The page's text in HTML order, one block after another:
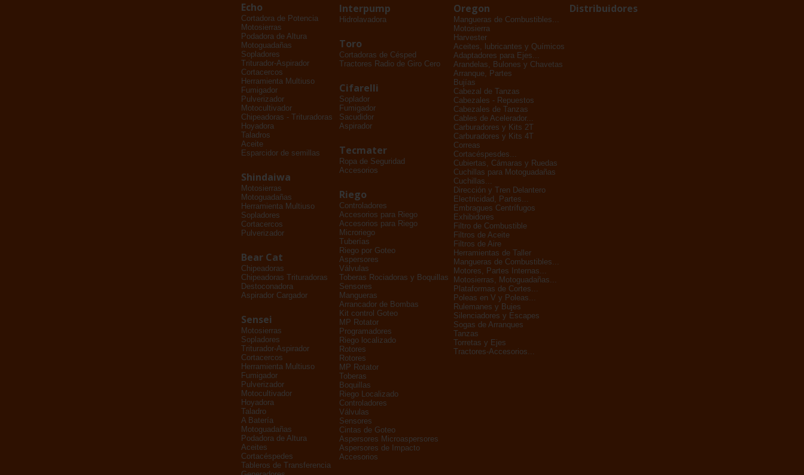
Echo
Cortadora de Potencia
Motosierras
Podadora de Altura
Motoguadañas
Sopladores
Triturador-Aspirador
Cortacercos
Herramienta Multiuso
Fumigador
Pulverizador
Motocultivador
Chipeadoras - Trituradoras
Hoyadora
Taladros
Aceite
Esparcidor de semillas
Shindaiwa
Motosierras
Motoguadañas
Herramienta Multiuso
Sopladores
Cortacercos
Pulverizador
Bear Cat
Chipeadoras
Chipeadoras Trituradoras
Destoconadora
Aspirador Cargador
Sensei
Motosierras
Sopladores
Triturador-Aspirador
Cortacercos
Herramienta Multiuso
Fumigador
Pulverizador
Motocultivador
Hoyadora
Taladro
A Batería
Motoguadañas
Podadora de Altura
Aceites
Cortacéspedes
Tableros de Transferencia
Interpump
Hidrolavadora
Toro
Cortadoras de Césped
Tractores Radio de Giro Cero
Cifarelli
Soplador
Fumigador
Sacudidor
Aspirador
Tecmater
Ropa de Seguridad
Accesorios
Riego
Controladores
Accesorios para Riego
Accesorios para Riego
Microriego
Tuberías
Riego por Goteo
Aspersores
Válvulas
Toberas Rociadoras y Boquillas
Sensores
Mangueras
Arrancador de Bombas
Kit control Goteo
MP Rotator
Programadores
Riego localizado
Rotores
Rotores
MP Rotator
Toberas
Boquillas
Riego Localizado
Controladores
Válvulas
Sensores
Cintas de Goteo
Aspersores Microaspersores
Aspersores de Impacto
Accesorios
Oregon
Mangueras de Combustibles...
Motosierra
Harvester
Aceites, lubricantes y Químicos
Adaptadores para Ejes...
Arandelas, Bulones y Chavetas
Arranque, Partes
Bujías
Cabezal de Tanzas
Cabezales - Repuestos
Cabezales de Tanzas
Cables de Acelerador...
Carburadores y Kits 2T
Carburadores y Kits 4T
Correas
Cortacéspesdes...
Cubiertas, Cámaras y Ruedas
Cuchillas para Motoguadañas
Cuchillas...
Dirección y Tren Delantero
Electricidad, Partes...
Embragues Centrífugos
Exhibidores
Filtro de Combustible
Filtros de Aceite
Filtros de Aire
Herramientas de Taller
Mangueras de Combustibles...
Motores, Partes Internas...
Motosierras, Motoguadañas...
Plataformas de Cortes...
Poleas en V y Poleas...
Rulemanes y Bujes
Silenciadores y Escapes
Sogas de Arranques
Tanzas
Torretas y Ejes
Tractores-Accesorios...
Distribuidores